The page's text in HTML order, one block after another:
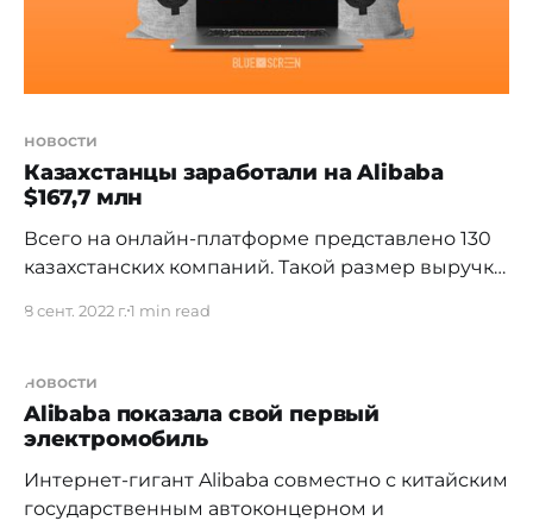
новости
Казахстанцы заработали на Alibaba
$167,7 млн
Всего на онлайн-платформе представлено 130
казахстанских компаний. Такой размер выручки
[https://www.inform.kz/ru/kazahstanskie-kompanii-
alibaba_a3976454] совокупные продажи
казахстанских компаний, представивших свои
товары на платформе. Напомним, что ранее
павильона Казахстана на платформе. Всего там
8 сент. 2022 г.1 min read
новости
Alibaba показала свой первый
электромобиль
Интернет-гигант Alibaba совместно с китайским
государственным автоконцерном и